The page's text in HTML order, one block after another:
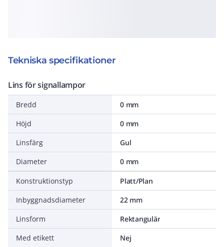
Tekniska specifikationer
Lins för signallampor
Bredd
0 mm
Höjd
0 mm
Linsfärg
Gul
Diameter
0 mm
Konstruktionstyp
Platt/Plan
Inbyggnadsdiameter
22 mm
Linsform
Rektangulär
Med etikett
Nej